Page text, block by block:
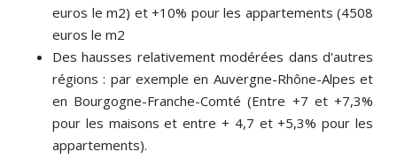
euros le m2) et +10% pour les appartements (4508
euros le m2
Des hausses relativement modérées dans d'autres
régions : par exemple en Auvergne-Rhône-Alpes et
en Bourgogne-Franche-Comté (Entre +7 et +7,3%
pour les maisons et entre + 4,7 et +5,3% pour les
appartements).